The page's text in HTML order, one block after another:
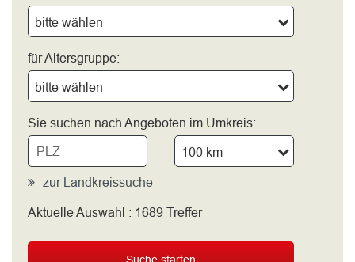
bitte wählen
für Altersgruppe:
bitte wählen
Sie suchen nach Angeboten im Umkreis:
100 km
zur Landkreissuche
bitte wählen
Aktuelle Auswahl : 1689 Treffer